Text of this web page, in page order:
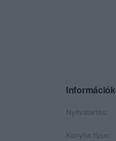
Információk
Nyitvatartás:
Konyha típus: